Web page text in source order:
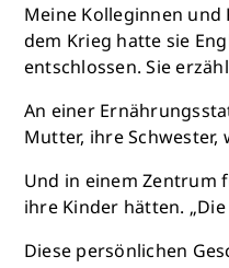
Meine Kolleginnen und
dem Krieg hatte sie
entschlossen. Sie
An einer
Mutter, ihre
Und in einem Zentrum
ihre Kinder hätten.
Diese persönlichen